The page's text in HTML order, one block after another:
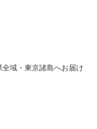
域・東京諸島へお届け